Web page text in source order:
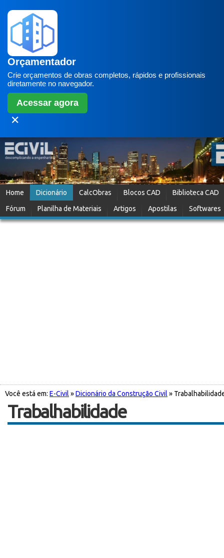
Orçamentador
Crie orçamentos de obras completos, rápidos e profissionais
diretamente no navegador.
Acessar agora
✕
Home Dicionário CalcObras Blocos CAD
Biblioteca CAD
Fórum
Planilha de Materiais Artigos Apostilas Softwares
Você está em: E-Civil »Dicionário da Construção Civil »
Trabalhabilidade